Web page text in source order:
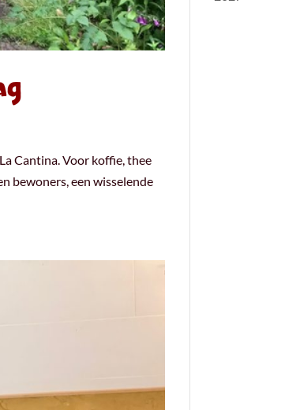
Cantina. Voor koffie, thee
bewoners, een wisselende